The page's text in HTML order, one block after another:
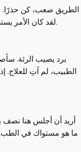
الطريق صعب، كن حذرًا.
لقد كان الأمر يستحق. يجب أن أجد طريقة لتوفير نفقات السفر.
برد يصيب الرئة.
الطبيب، لم آتِ
أريد أن أجلس هنا
ما هو مستواك في